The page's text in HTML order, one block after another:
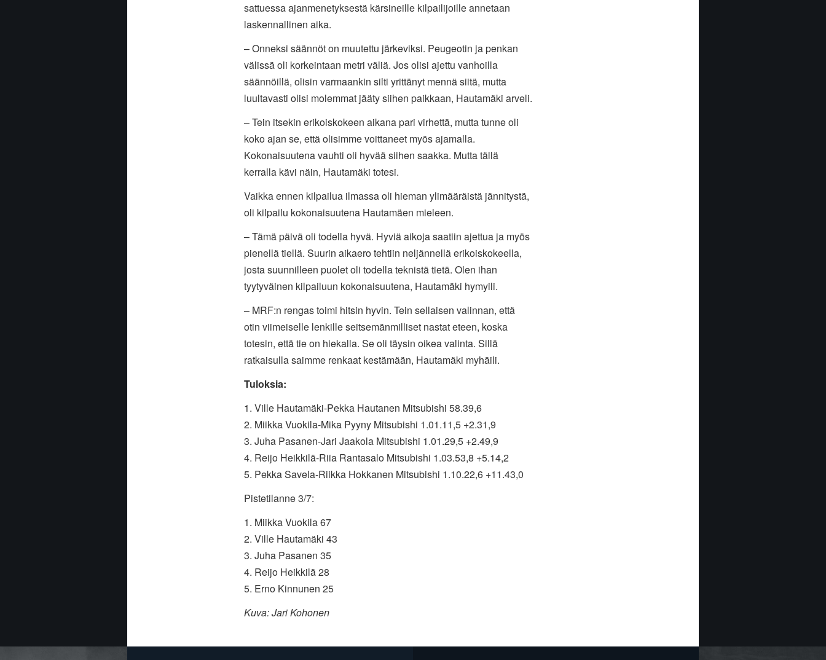
sattuessa ajanmenetyksestä kärsineille kilpailijoille annetaan
laskennallinen aika.
– Onneksi säännöt on muutettu järkeviksi. Peugeotin ja penkan
välissä oli korkeintaan metri väliä. Jos olisi ajettu vanhoilla
säännöillä, olisin varmaankin silti yrittänyt mennä siitä, mutta
luultavasti olisi molemmat jääty siihen paikkaan, Hautamäki arveli.
– Tein itsekin erikoiskokeen aikana pari virhettä, mutta tunne oli
koko ajan se, että olisimme voittaneet myös ajamalla.
Kokonaisuutena vauhti oli hyvää siihen saakka. Mutta tällä
kerralla kävi näin, Hautamäki totesi.
Vaikka ennen kilpailua ilmassa oli hieman ylimääräistä jännitystä,
oli kilpailu kokonaisuutena Hautamäen mieleen.
– Tämä päivä oli todella hyvä. Hyviä aikoja saatiin ajettua ja myös
pienellä tiellä. Suurin aikaero tehtiin neljännellä erikoiskokeella,
josta suunnilleen puolet oli todella teknistä tietä. Olen ihan
tyytyväinen kilpailuun kokonaisuutena, Hautamäki hymyili.
– MRF:n rengas toimi hitsin hyvin. Tein sellaisen valinnan, että
otin viimeiselle lenkille seitsemänmilliset nastat eteen, koska
totesin, että tie on hiekalla. Se oli täysin oikea valinta. Sillä
ratkaisulla saimme renkaat kestämään, Hautamäki myhäili.
Tuloksia:
1. Ville Hautamäki-Pekka Hautanen Mitsubishi 58.39,6
2. Miikka Vuokila-Mika Pyyny Mitsubishi 1.01.11,5 +2.31,9
3. Juha Pasanen-Jari Jaakola Mitsubishi 1.01.29,5 +2.49,9
4. Reijo Heikkilä-Riia Rantasalo Mitsubishi 1.03.53,8 +5.14,2
5. Pekka Savela-Riikka Hokkanen Mitsubishi 1.10.22,6 +11.43,0
Pistetilanne 3/7:
1. Miikka Vuokila 67
2. Ville Hautamäki 43
3. Juha Pasanen 35
4. Reijo Heikkilä 28
5. Erno Kinnunen 25
Kuva: Jari Kohonen